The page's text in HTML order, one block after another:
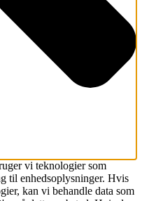
vi teknologier som
til enhedsoplysninger. Hvis
kan vi behandle data som